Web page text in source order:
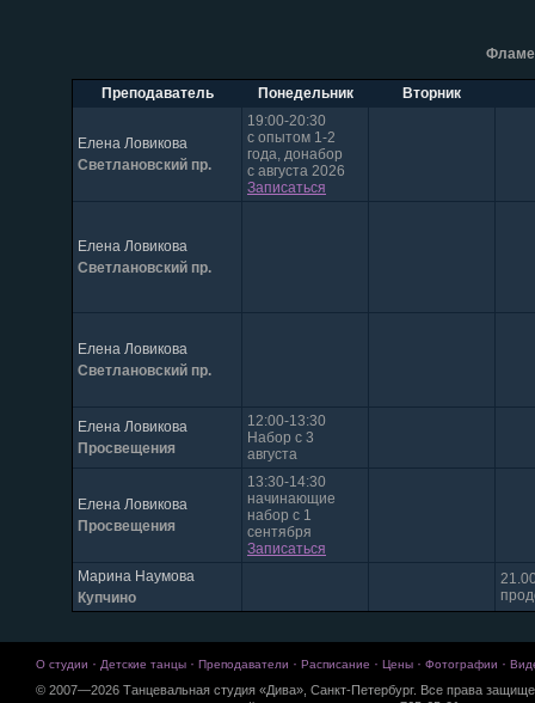
Преподаватель Понедельник Вторник
Елена Ловикова
Светлановский пр.
19:00-20:30
с опытом 1-2
года, донабор
с августа 2026
Записаться
Елена Ловикова
Светлановский пр.
Елена Ловикова
Светлановский пр.
Елена Ловикова
Просвещения
12:00-13:30
Набор с 3
августа
Елена Ловикова
Просвещения
13:30-14:30
начинающие
набор с 1
сентября
Записаться
Марина Наумова
Купчино
О студии · Детские танцы · Преподаватели · Расписание · Цены · Фотографии ·
© 2007—2026 Танцевальная студия «Дива», Санкт-Петербург. Все права